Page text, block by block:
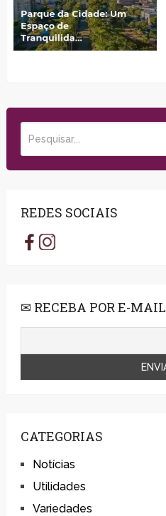
REDES SOCIAIS
✉ RECEBA POR E-MAIL
CATEGORIAS
Notícias
Utilidades
Variedades